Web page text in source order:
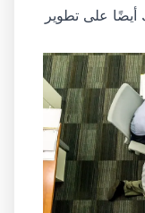
على تطوير